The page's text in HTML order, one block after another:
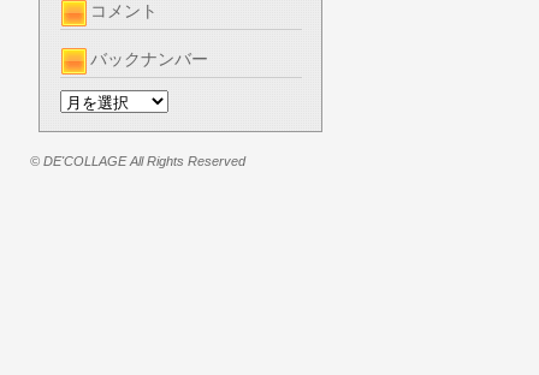
コメント
バックナンバー
© DE'COLLAGE All Rights Reserved